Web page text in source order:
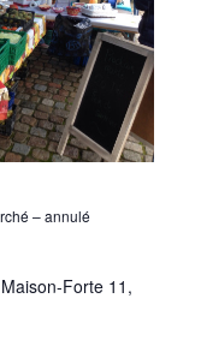
– annulé
Forte 11,